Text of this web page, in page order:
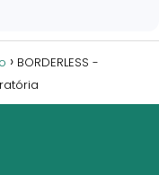
BORDERLESS -